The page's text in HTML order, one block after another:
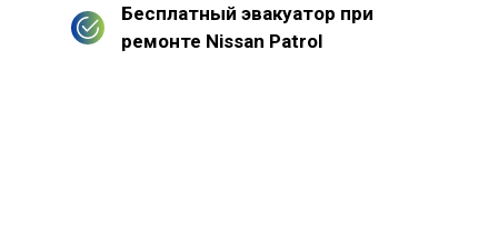
Бесплатный эвакуатор при
ремонте Nissan Patrol